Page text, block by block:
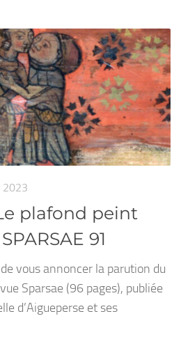
2023
plafond peint
91
vous annoncer la parution du
Sparsae (96 pages), publiée
d’Aigueperse et ses